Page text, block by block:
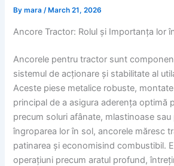
Bymara/ March 21, 2026
Ancore Tractor: Rolul și Importanța lor
Ancorele pentru tractor sunt
sistemul de acționare și stabilitate al
Aceste piese metalice robuste,
principal de a asigura aderența optimă
precum soluri afânate, mlastinoase sau
îngroparea lor în sol, ancorele măresc
patinarea și economisind combustibil.
operațiuni precum aratul profund,